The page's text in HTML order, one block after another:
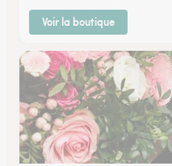
Voir la boutique